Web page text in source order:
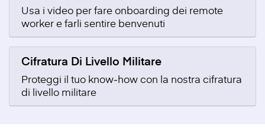
Usa i video per fare onboarding dei remote
worker e farli sentire benvenuti
Cifratura Di Livello Militare
Proteggi il tuo know‑how con la nostra cifratura
di livello militare